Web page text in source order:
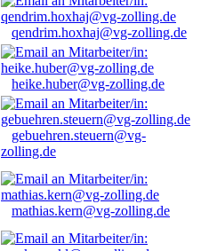
qendrim.hoxhaj@vg-zolling.de
heike.huber@vg-zolling.de
gebuehren.steuern@vg-
zolling.de
mathias.kern@vg-zolling.de